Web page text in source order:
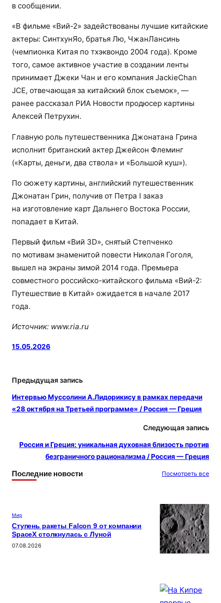
в сообщении.
«В фильме «Вий-2» задействованы лучшие китайские
актеры: СинтхунЯо, братья Лю, ЧжанЛансинь
(чемпионка Китая по тхэквондо 2004 года). Кроме
того, самое активное участие в создании ленты
принимает Джеки Чан и его компания JackieChan
JCE, отвечающая за китайский блок съемок», —
ранее рассказал РИА Новости продюсер картины
Алексей Петрухин.
Главную роль путешественника Джонатана Грина
исполнит британский актер Джейсон Флеминг
(«Карты, деньги, два ствола» и «Большой куш»).
По сюжету картины, английский путешественник
Джонатан Грин, получив от Петра I заказ
на изготовление карт Дальнего Востока России,
попадает в Китай.
Первый фильм «Вий 3D», снятый Степченко
по мотивам знаменитой повести Николая Гоголя,
вышел на экраны зимой 2014 года. Премьера
совместного российско-китайского фильма «Вий-2:
Путешествие в Китай» ожидается в начале 2017
года.
Источник: www.ria.ru
15.05.2026
Предыдущая запись
Интервью Муссолини А.Лидорикису в рамках передачи
«28 октября на Третьей программе» / Россия — Греция
Следующая запись
Россия и Греция: уникальная духовная близость против
безграничного рационализма / Россия — Греция
Последние новости Посмотреть все
Мир
Ступень ракеты Falcon 9 от компании
SpaceX столкнулась с Луной
07.08.2026